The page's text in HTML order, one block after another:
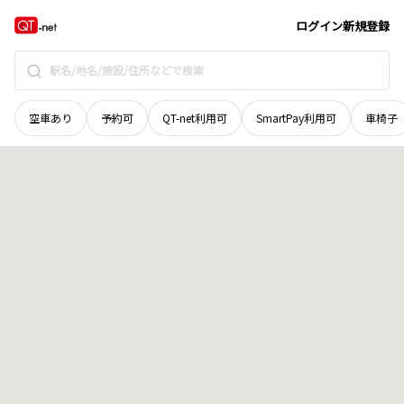
ログイン新規登録
空車あり 予約可 QT-net利用可 SmartPay利用可 車椅子
広島県